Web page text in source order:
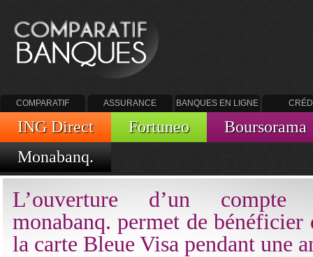
COMPARATIF
BANQUES
ASSURANCE BANQUES EN LIGNE
ING Direct Fortuneo
Boursorama
Monabanq.
L’ouverture d’un compte
monabanq. permet de
la carte Bleue Visa pendant une